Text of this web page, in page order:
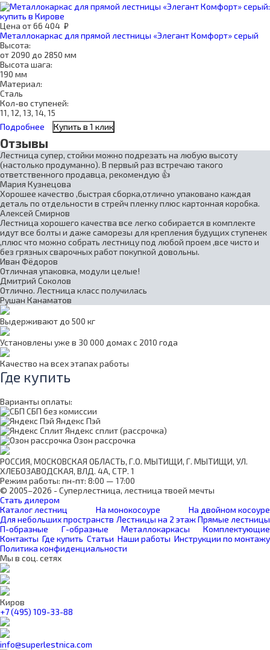
Цена от66 404 ₽
Металлокаркас для прямой лестницы «Элегант Комфорт» серый
Высота:
от 2090 до 2850 мм
Высота шага:
190 мм
Материал:
Сталь
Кол-во ступеней:
11, 12, 13, 14, 15
Подробнее
Купить в 1 клик
Отзывы
Лестница супер, стойки можно подрезать на любую высоту
(настолько продуманно). В первый раз встречаю такого
ответственного продавца, рекомендую 👍
Мария Кузнецова
Хорошее качество ,быстрая сборка,отлично упаковано каждая
деталь по отдельности в стрейч пленку плюс картонная коробка.
Алексей Смирнов
Лестница хорошего качества все легко собирается в комплекте
идут все болты и даже саморезы для крепления будущих ступенек
,плюс что можно собрать лестницу под любой проем ,все чисто и
без грязных сварочных работ покупкой довольны.
Иван Фёдоров
Отличная упаковка, модули целые!
Дмитрий Соколов
Отлично. Лестница класс получилась
Рушан Канаматов
Выдерживают до 500 кг
Установлены уже в 30 000 домах с 2010 года
Качество на всех этапах работы
Где купить
Варианты оплаты:
СБП без комиссии
Яндекс Пэй
Яндекс сплит (рассрочка)
Озон рассрочка
РОССИЯ, МОСКОВСКАЯ ОБЛАСТЬ, Г.О. МЫТИЩИ, Г. МЫТИЩИ, УЛ.
ХЛЕБОЗАВОДСКАЯ, ВЛД. 4А, СТР. 1
Режим работы: пн-пт: 8:00 — 17:00
© 2005–2026 - Суперлестница, лестница твоей мечты
Стать дилером
Каталог лестниц
На монокосоуре
На двойном косоуре
Для небольших пространств Лестницы на 2 этаж Прямые лестницы
П-образные
Г-образные Металлокаркасы
Комплектующие
Контакты Где купить Статьи Наши работы Инструкции по монтажу
Политика конфиденциальности
Мы в соц. сетях
Киров
+7 (495) 109-33-88
info@superlestnica.com